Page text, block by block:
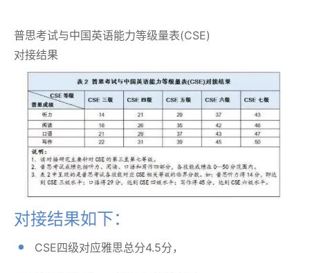
普思考试与中国英语能力等级量表(CSE)
对接结果
对接结果如下：
CSE四级对应雅思总分4.5分，